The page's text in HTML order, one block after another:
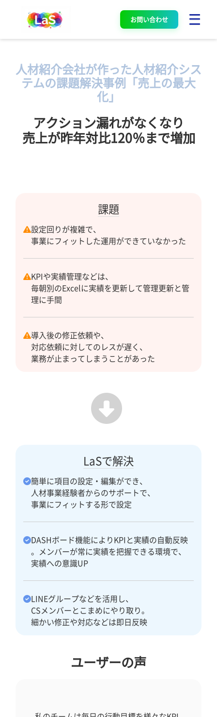
お問い合わせ
人材紹介会社が作った人材紹介シス
テムの課題解決事例「売上の最大
化」
アクション漏れがなくなり
売上が昨年対比120％まで増加
課題
設定回りが複雑で、
事業にフィットした運用ができていなかった
KPIや実績管理などは、
毎朝別のExcelに実績を更新して管理更新と管
理に手間
導入後の修正依頼や、
対応依頼に対してのレスが遅く、
業務が止まってしまうことがあった
LaSで解決
簡単に項目の設定・編集ができ、
人材事業経験者からのサポートで、
事業にフィットする形で設定
DASHボード機能によりKPIと実績の自動反映
。メンバーが常に実績を把握できる環境で、
実績への意識UP
LINEグループなどを活用し、
CSメンバーとこまめにやり取り。
細かい修正や対応などは即日反映
ユーザーの声